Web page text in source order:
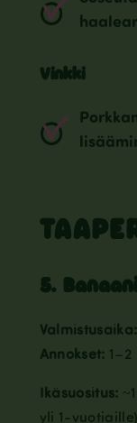
Vinkki
5.
Valmistusaika:
Annokset: 1–2
Ikäsuositus:
yli 1-vuotiaille)